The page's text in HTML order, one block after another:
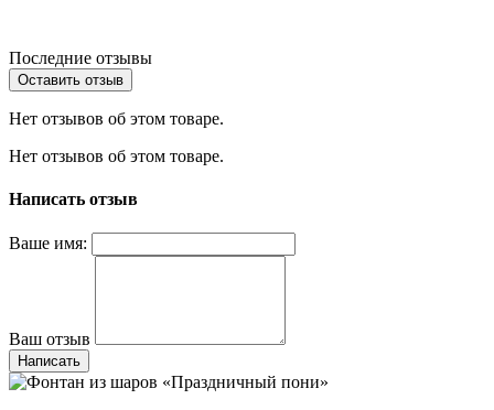
Последние отзывы
Оставить отзыв
Нет отзывов об этом товаре.
Нет отзывов об этом товаре.
Написать отзыв
Ваше имя:
Ваш отзыв
Написать